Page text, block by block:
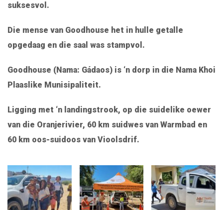
suksesvol.
Die mense van Goodhouse het in hulle getalle
opgedaag en die saal was stampvol.
Goodhouse (Nama: Gádaos) is ‘n dorp in die Nama Khoi
Plaaslike Munisipaliteit.
Ligging met ‘n landingstrook, op die suidelike oewer
van die Oranjerivier, 60 km suidwes van Warmbad en
60 km oos-suidoos van Vioolsdrif.